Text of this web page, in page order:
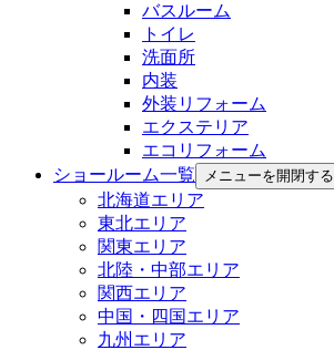
バスルーム
トイレ
洗面所
内装
外装リフォーム
エクステリア
エコリフォーム
ショールーム一覧
メニューを開閉する
北海道エリア
東北エリア
関東エリア
北陸・中部エリア
関西エリア
中国・四国エリア
九州エリア